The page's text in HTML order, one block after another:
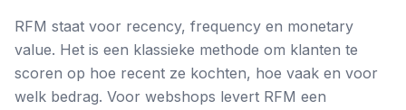
RFM staat voor recency, frequency en monetary
value. Het is een klassieke methode om klanten te
scoren op hoe recent ze kochten, hoe vaak en voor
welk bedrag. Voor webshops levert RFM een